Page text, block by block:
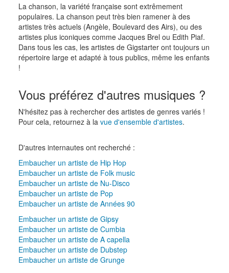
La chanson, la variété française sont extrêmement
populaires. La chanson peut très bien ramener à des
artistes très actuels (Angèle, Boulevard des Airs), ou des
artistes plus iconiques comme Jacques Brel ou Edith Piaf.
Dans tous les cas, les artistes de Gigstarter ont toujours un
répertoire large et adapté à tous publics, même les enfants
!
Vous préférez d'autres musiques ?
N'hésitez pas à rechercher des artistes de genres variés !
Pour cela, retournez à la vue d'ensemble d'artistes.
D'autres internautes ont recherché :
Embaucher un artiste de Hip Hop
Embaucher un artiste de Folk music
Embaucher un artiste de Nu-Disco
Embaucher un artiste de Pop
Embaucher un artiste de Années 90
Embaucher un artiste de Gipsy
Embaucher un artiste de Cumbia
Embaucher un artiste de A capella
Embaucher un artiste de Dubstep
Embaucher un artiste de Grunge